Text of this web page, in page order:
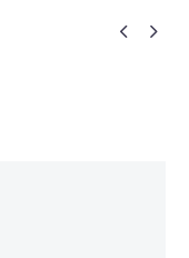
 